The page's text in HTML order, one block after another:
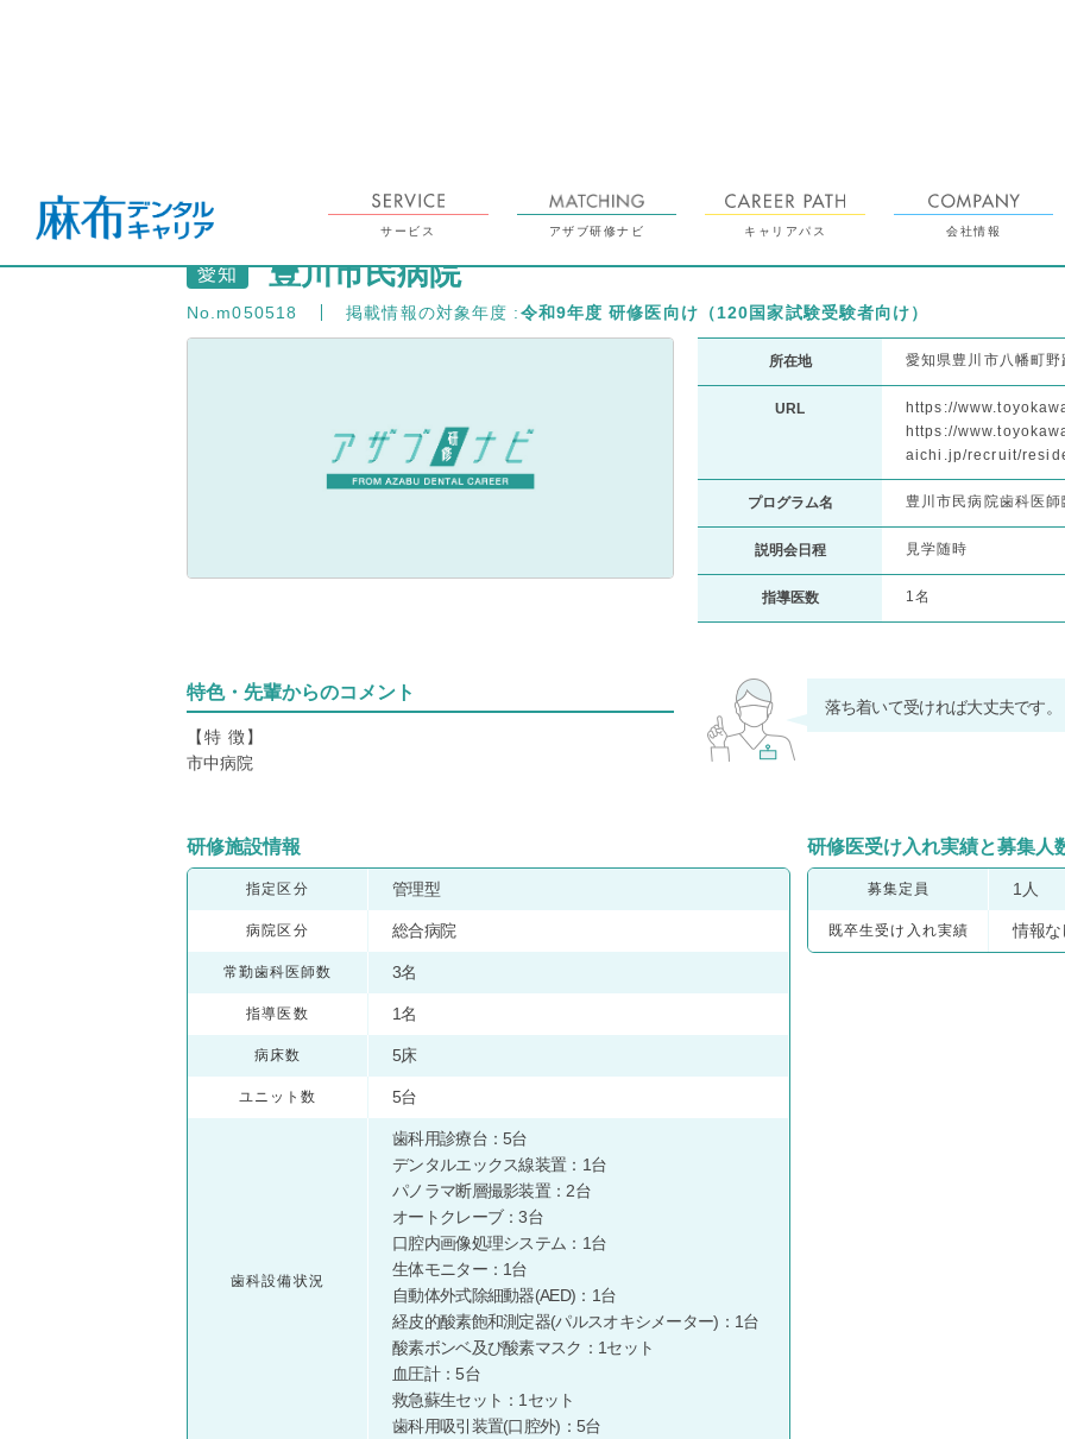
サービス アザブ研修ナビ キャリアパス 会社情報
検索
愛知 豊川市民病院
No.m050518 掲載情報の対象年度 :令和9年度 研修医向け（120国家試験受験者向け）
所在地 愛知県豊川市八幡町
URL
https://
https://
aichi.jp/recruit/
プログラム名 豊川市民病院歯科医
説明会日程 見学随時
指導医数 1名
特色・先輩からのコメント
【特 徴】
市中病院
落ち着いて受ければ大丈夫です。
研修施設情報
指定区分 管理型
病院区分 総合病院
常勤歯科医師数 3名
指導医数 1名
病床数 5床
ユニット数 5台
歯科設備状況
歯科用診療台：5台
デンタルエックス線装置：1台
パノラマ断層撮影装置：2台
オートクレーブ：3台
口腔内画像処理システム：1台
生体モニター：1台
自動体外式除細動器(AED)：1台
経皮的酸素飽和測定器(パルスオキシメーター)：1台
酸素ボンベ及び酸素マスク：1セット
血圧計：5台
救急蘇生セット：1セット
歯科用吸引装置(口腔外)：5台
研修医受け入れ実績と募集人
募集定員 1人
既卒生受け入れ実績 情報な